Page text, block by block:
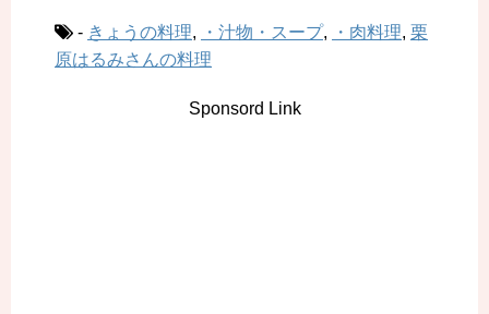
- きょうの料理, ・汁物・スープ, ・肉料理, 栗
原はるみさんの料理
Sponsord Link